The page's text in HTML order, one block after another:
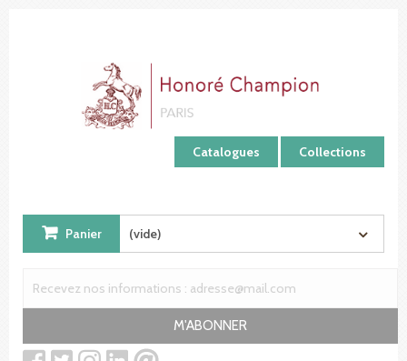
Catalogues Collections
Panier (vide)
M'ABONNER